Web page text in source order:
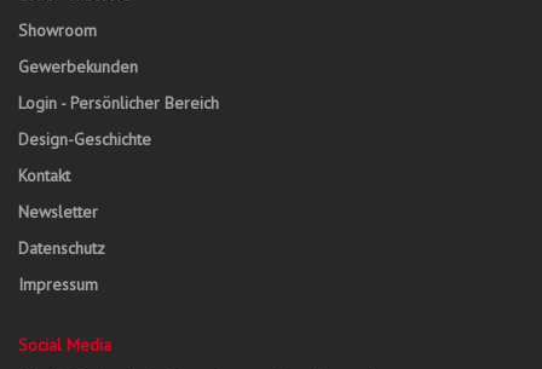
Showroom
Gewerbekunden
Login - Persönlicher Bereich
Design-Geschichte
Kontakt
Newsletter
Datenschutz
Impressum
Social Media